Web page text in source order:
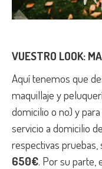
VUESTRO LOOK:
Aquí tenemos que
maquillaje y
domicilio o no) y
servicio a domicilio
respectivas pruebas,
650€. Por su parte,